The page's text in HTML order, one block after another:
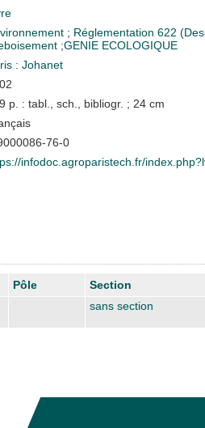
; Réglementation 622
;GENIE ECOLOGIQUE
: Johanet
p. : tabl., sch., bibliogr. ; 24 cm
76-0
infodoc.agroparistech.fr/
Pôle Section
sans section